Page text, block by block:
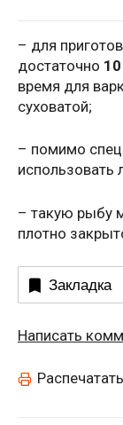
– для
достаточно
время для
суховатой;
– помимо
использовать
– такую рыбу
плотно
Закладка
Написать